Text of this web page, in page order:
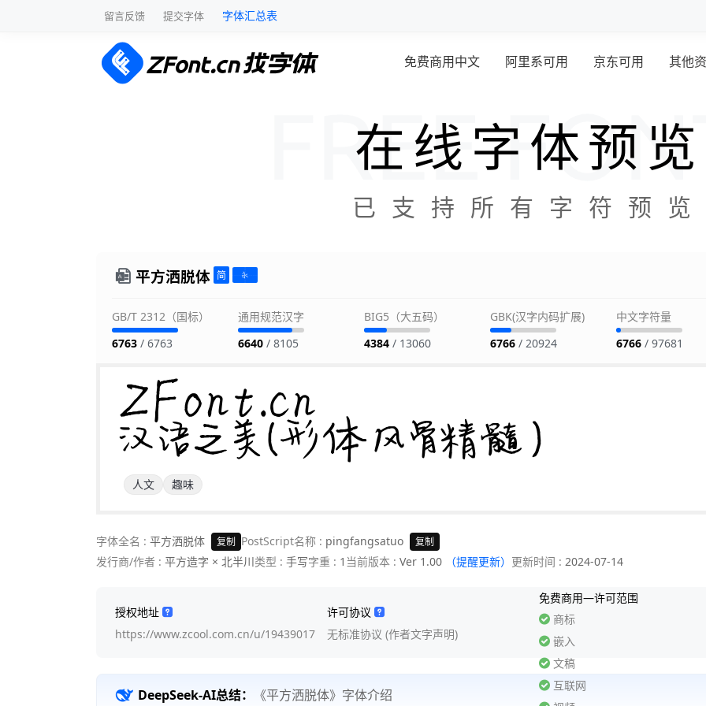
留言反馈 提交字体 字体汇总表
免费商用中文 阿里系可用 京东可用 其他
在线字体预览
已支持所有字符预览
平方洒脱体
GB/T 2312（国标）
6763 / 6763
通用规范汉字
6640 / 8105
BIG5（大五码）
4384 / 13060
GBK(汉字内码扩展)
6766 / 20924
中文字符量
6766 / 97681
ZFont.cn
汉语之美(形体风骨精髓)
人文 趣味
字体全名 : 平方洒脱体 复制 PostScript名称 : pingfangsatuo 复制
发行商/作者 : 平方造字 × 北半川类型 : 手写字重 : 1 当前版本 : Ver 1.00 （提醒更新） 更新时间 : 2024-07-14
授权地址
https://www.zcool.com.cn/u/19439017
许可协议
无标准协议 (作者文字声明)
免费商用—许可范围
商标
嵌入
文稿
互联网
DeepSeek-AI总结： 《平方洒脱体》字体介绍